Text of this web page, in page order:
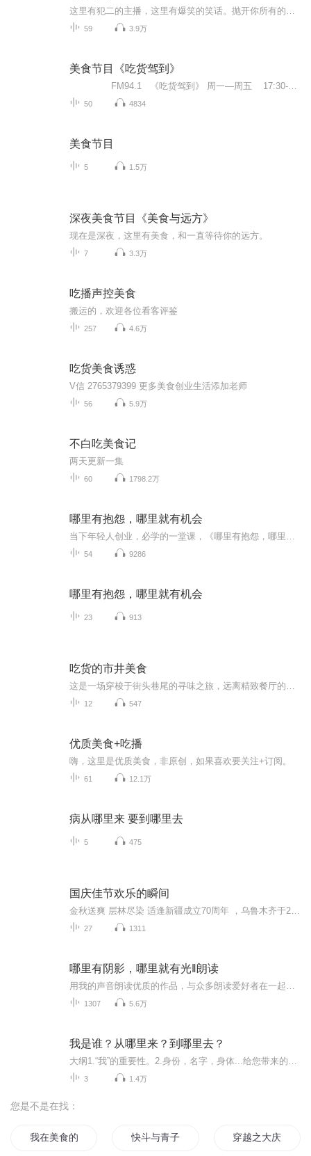
59 3.9万
美食节目《吃货驾到》
50 4834
美食节目
5 1.5万
深夜美食节目《美食与远方》
现在是深夜，这里有美食，和一直等待你的远方。
7 3.3万
吃播声控美食
搬运的，欢迎各位看客评鉴
257 4.6万
吃货美食诱惑
V信 2765379399 更多美食创业生活添加老师
56 5.9万
不白吃美食记
两天更新一集
60 1798.2万
哪里有抱怨，哪里就有机会
54 9286
哪里有抱怨，哪里就有机会
23 913
吃货的市井美食
12 547
优质美食+吃播
嗨，这里是优质美食，非原创，如果喜欢要关注+订阅。
61 12.1万
病从哪里来 要到哪里去
5 475
国庆佳节欢乐的瞬间
27 1311
哪里有阴影，哪里就有光‖朗读
1307 5.6万
我是谁？从哪里来？到哪里去？
3 1.4万
您是不是在找：
我在美食的俘虏里吃成神快斗与青子的情人节 穿越之大庆帝国